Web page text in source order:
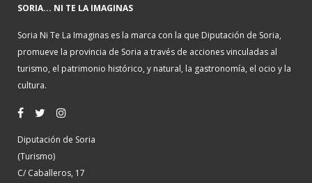
SORIA... NI TE LA IMAGINAS
Soria Ni Te La Imaginas es la marca con la que Diputación de Soria,
promueve la provincia de Soria a través de acciones vinculadas al
turismo, el patrimonio histórico, y natural, la gastronomía, el ocio y la
cultura.
Diputación de Soria
(Turismo)
C/ Caballeros, 17